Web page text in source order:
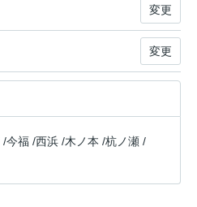
変更
変更
/今福 /西浜 /木ノ本 /杭ノ瀬 /